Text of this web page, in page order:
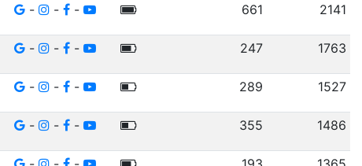
- - - 661 2141
- - - 247 1763
- - - 289 1527
- - - 355 1486